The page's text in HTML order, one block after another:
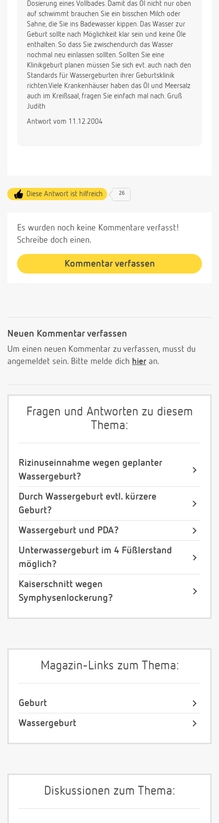
Dosierung eines Vollbades. Damit das Öl nicht nur oben
auf schwimmt brauchen Sie ein bisschen Milch oder
Sahne, die Sie ins Badewasser kippen. Das Wasser zur
Geburt sollte nach Möglichkeit klar sein und keine Öle
enthalten. So dass Sie zwischendurch das Wasser
nochmal neu einlassen sollten. Sollten Sie eine
Klinikgeburt planen müssen Sie sich evt. auch nach den
Standards für Wassergeburten ihrer Geburtsklinik
richten.Viele Krankenhäuser haben das Öl und Meersalz
auch im Kreißsaal, fragen Sie einfach mal nach. Gruß
Judith
Antwort vom 11.12.2004
Diese Antwort ist hilfreich 26
Es wurden noch keine Kommentare verfasst!
Schreibe doch einen.
Kommentar verfassen
Neuen Kommentar verfassen
Um einen neuen Kommentar zu verfassen, musst du
angemeldet sein. Bitte melde dich hier an.
Fragen und Antworten zu diesem
Thema:
Rizinuseinnahme wegen geplanter
Wassergeburt?
Durch Wassergeburt evtl. kürzere
Geburt?
Wassergeburt und PDA?
Unterwassergeburt im 4 Füßlerstand
möglich?
Kaiserschnitt wegen
Symphysenlockerung?
Magazin-Links zum Thema:
Geburt
Wassergeburt
Diskussionen zum Thema: